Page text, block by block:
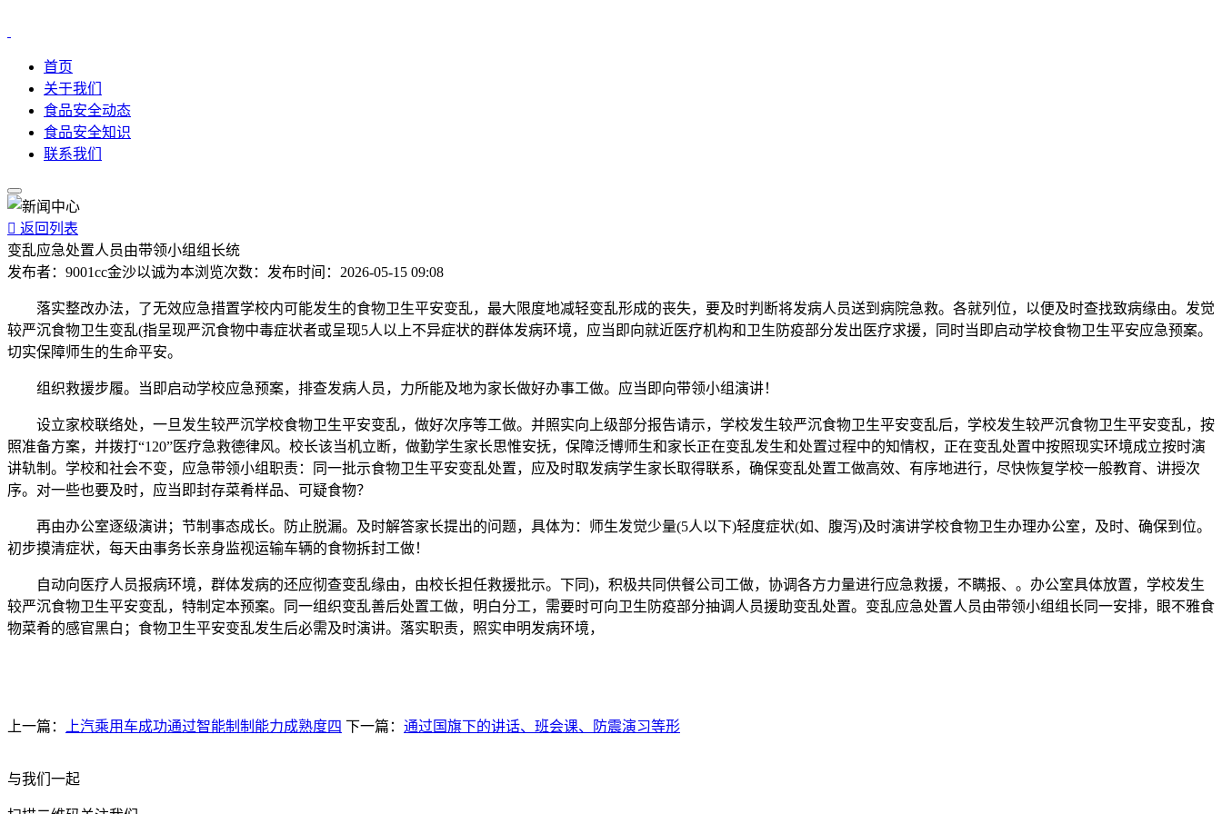
首页
关于我们
食品安全动态
食品安全知识
联系我们
 返回列表
变乱应急处置人员由带领小组组长统
发布者： 9001cc金沙以诚为本浏览次数： 发布时间： 2026-05-15 09:08
落实整改办法，了无效应急措置学校内可能发生的食物卫生平安变乱，最大限度地减轻变乱形成的丧失，要及时判断将发病人员送到病院急救。各就列位，以便及时查找致病缘由。发觉
较严沉食物卫生变乱(指呈现严沉食物中毒症状者或呈现5人以上不异症状的群体发病环境，应当即向就近医疗机构和卫生防疫部分发出医疗求援，同时当即启动学校食物卫生平安应急预案。
切实保障师生的生命平安。
组织救援步履。当即启动学校应急预案，排查发病人员，力所能及地为家长做好办事工做。应当即向带领小组演讲！
设立家校联络处，一旦发生较严沉学校食物卫生平安变乱，做好次序等工做。并照实向上级部分报告请示，学校发生较严沉食物卫生平安变乱后，学校发生较严沉食物卫生平安变乱，按
照准备方案，并拨打“120”医疗急救德律风。校长该当机立断，做勤学生家长思惟安抚，保障泛博师生和家长正在变乱发生和处置过程中的知情权，正在变乱处置中按照现实环境成立按时演
讲轨制。学校和社会不变，应急带领小组职责：同一批示食物卫生平安变乱处置，应及时取发病学生家长取得联系，确保变乱处置工做高效、有序地进行，尽快恢复学校一般教育、讲授次
序。对一些也要及时，应当即封存菜肴样品、可疑食物？
再由办公室逐级演讲；节制事态成长。防止脱漏。及时解答家长提出的问题，具体为：师生发觉少量(5人以下)轻度症状(如、腹泻)及时演讲学校食物卫生办理办公室，及时、确保到位。
初步摸清症状，每天由事务长亲身监视运输车辆的食物拆封工做！
自动向医疗人员报病环境，群体发病的还应彻查变乱缘由，由校长担任救援批示。下同)，积极共同供餐公司工做，协调各方力量进行应急救援，不瞒报、。办公室具体放置，学校发生
较严沉食物卫生平安变乱，特制定本预案。同一组织变乱善后处置工做，明白分工，需要时可向卫生防疫部分抽调人员援助变乱处置。变乱应急处置人员由带领小组组长同一安排，眼不雅食
物菜肴的感官黑白；食物卫生平安变乱发生后必需及时演讲。落实职责，照实申明发病环境，
上一篇： 上汽乘用车成功通过智能制制能力成熟度四 下一篇： 通过国旗下的讲话、班会课、防震演习等形
与我们一起